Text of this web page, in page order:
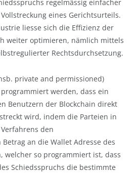
regelmässig einfacher
eines Gerichtsurteils.
liesse sich die Effizienz der
weiter optimieren, nämlich mittels
Rechtsdurchsetzung.
private and permissioned)
werden, dass ein
Benutzern der Blockchain direkt
wird, indem die Parteien in
den
an die Wallet Adresse des
welcher so programmiert ist, dass
Schiedsspruchs die bestimmte